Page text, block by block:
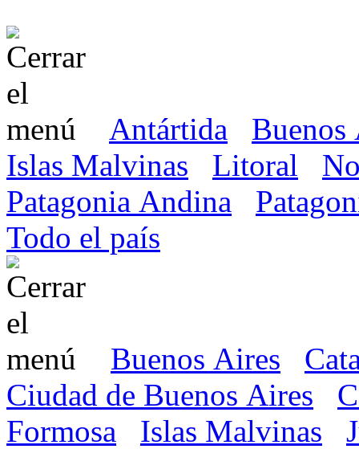
Antártida
Buenos
Islas Malvinas
Litoral
Patagonia Andina
Todo el país
Buenos Aires
Ciudad de Buenos Aires
Formosa
Islas Malvinas